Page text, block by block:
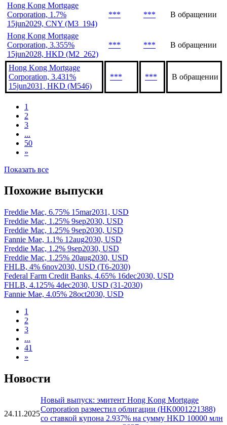
Hong Kong Mortgage
Corporation, 1.7%
15jun2029, CNY (M3_194)
*** *** В обращении
Hong Kong Mortgage
Corporation, 3.355%
15jun2028, HKD (M2_262)
*** *** В обращении
Hong Kong Mortgage
Corporation, 3.431%
15jun2031, HKD (M546)
*** *** В обращении
1
2
3
...
50
»
Показать все
Похожие выпуски
Freddie Mac, 6.75% 15mar2031, USD
Freddie Mac, 1.25% 9sep2030, USD
Freddie Mac, 1.25% 9sep2030, USD
Fannie Mae, 1.1% 12aug2030, USD
Freddie Mac, 1.2% 9sep2030, USD
Freddie Mac, 1.25% 20aug2030, USD
FHLB, 4% 6nov2030, USD (T6-2030)
Federal Farm Credit Banks, 4.65% 16dec2030, USD
FHLB, 4.125% 4dec2030, USD (31-2030)
Fannie Mae, 4.05% 28oct2030, USD
1
2
3
...
41
»
Новости
24.11.2025
Новый выпуск: эмитент Hong Kong Mortgage
Corporation разместил облигации (HK0001221388)
со ставкой купона 2.937% на сумму HKD 10000 млн